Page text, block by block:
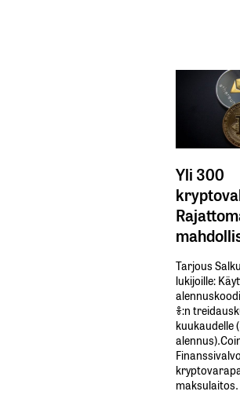
Yli 300
Tarjous
lukijoille:
%:n
kuukaudelle​
maksulaitos.